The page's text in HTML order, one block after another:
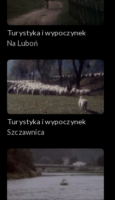
Turystyka i wypoczynek
Na Luboń
Turystyka i wypoczynek
Szczawnica